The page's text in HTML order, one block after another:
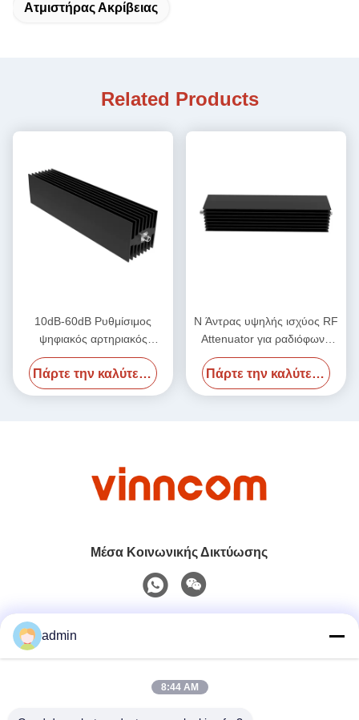
Ατμιστήρας Ακρίβειας
Related Products
10dB-60dB Ρυθμίσιμος
ψηφιακός αρτηριακός
αρτηριακός αρτηριακός
αρτηριακός αρτηριακός
αρτηριακός αρτηριακός
αρτηριακός αρτηριακός
Πάρτε την καλύτερη τιμή
N Άντρας υψηλής ισχύος RF
Attenuator για ραδιόφωνο
18ghz 500w
Πάρτε την καλύτερη τιμή
Μέσα Κοινωνικής Δικτύωσης
0086-551-65396351
admin
8:44 AM